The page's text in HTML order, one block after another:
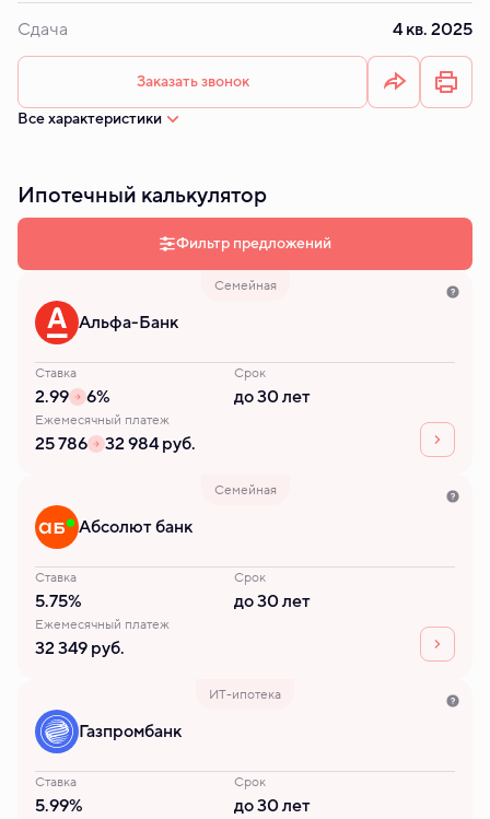
Сдача 4 кв. 2025
Заказать звонок
Все характеристики
Ипотечный калькулятор
Фильтр предложений
Семейная
Альфа-Банк
Ставка
2.99 6%
Срок
до 30 лет
Ежемесячный платеж
25 786 32 984 руб.
Семейная
Абсолют банк
Ставка
5.75%
Срок
до 30 лет
Ежемесячный платеж
32 349 руб.
ИТ-ипотека
Газпромбанк
Ставка
5.99%
Срок
до 30 лет